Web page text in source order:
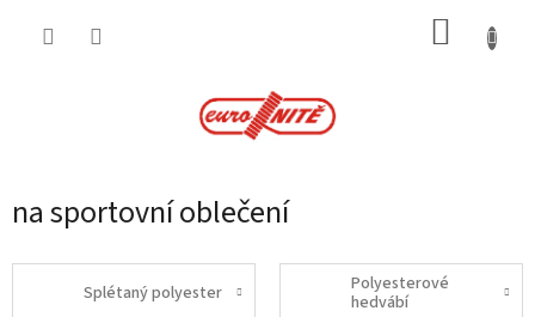
na sportovní oblečení
Splétaný polyester
Polyesterové
hedvábí